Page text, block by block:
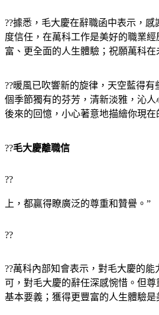
??據悉，毛大慶在辭職函中表示，
度信任，在萬科工作是美好的職業
富、更全面的人生體驗；祝願萬科在
??暖風已吹響新的旋律，天空藍得
個季節獨有的芬芳，清新淡雅，沁
後來的回憶，小心著意地描繪你現在
??毛大慶離職信
??
上，都贏得瞭廣泛的尊重和贊譽。”
??
??萬科內部知會表示，對毛大慶的
可，對毛大慶的辭任深感惋惜。但
基本要義；獲得更豐富的人生體驗是